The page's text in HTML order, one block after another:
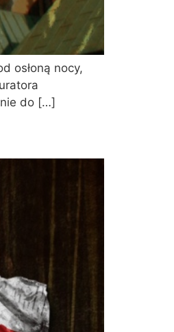
osłoną nocy,
do […]